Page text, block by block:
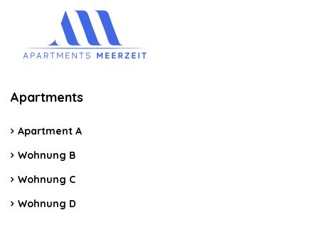
Apartments
Apartment A
Wohnung B
Wohnung C
Wohnung D